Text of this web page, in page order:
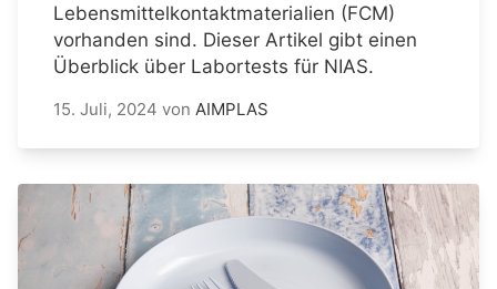
Lebensmittelkontaktmaterialien (FCM)
vorhanden sind. Dieser Artikel gibt einen
Überblick über Labortests für NIAS.
15. Juli, 2024 von AIMPLAS